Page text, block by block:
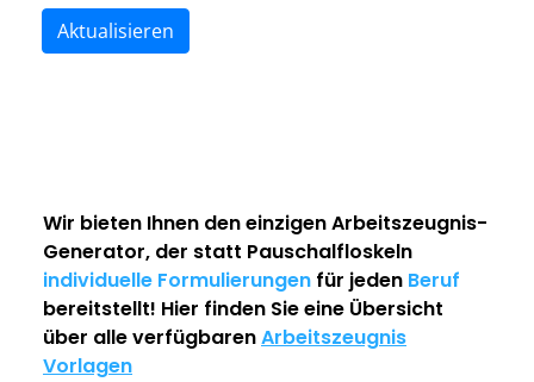
Aktualisieren
Wir bieten Ihnen den einzigenArbeitszeugnis-
Generator, der statt Pauschalfloskeln
individuelle Formulierungen für jeden Beruf
bereitstellt! Hier finden Sie eine Übersicht
über alle verfügbarenArbeitszeugnis
Vorlagen